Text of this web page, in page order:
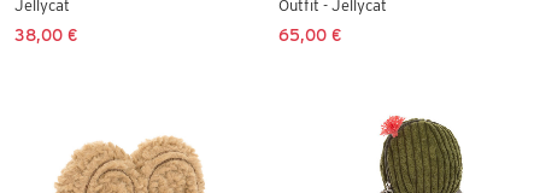
Jellycat
38,00 €
Outfit - Jellycat
65,00 €